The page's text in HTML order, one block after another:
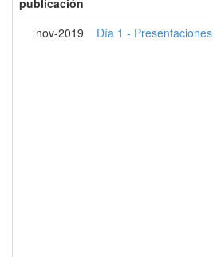
publicación
nov-2019 Día 1 - Presentaciones